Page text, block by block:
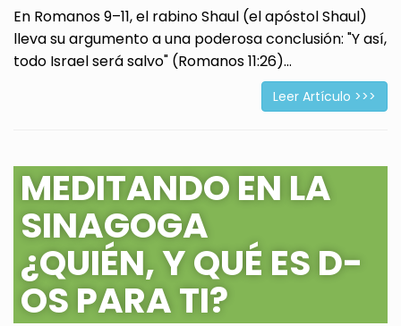
En Romanos 9–11, el rabino Shaul (el apóstol Shaul)
lleva su argumento a una poderosa conclusión: "Y así,
todo Israel será salvo" (Romanos 11:26)...
Leer Artículo >>>
MEDITANDO EN LA
SINAGOGA
¿QUIÉN, Y QUÉ ES D-
OS PARA TI?